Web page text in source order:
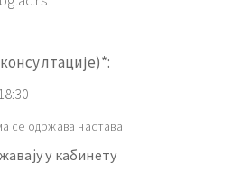
се одржава настава
у кабинету